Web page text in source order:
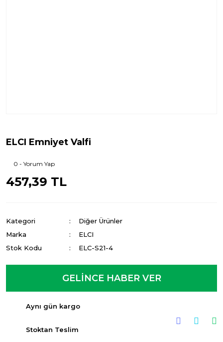
ELCI Emniyet Valfi
0 - Yorum Yap
457,39 TL
Kategori
Diğer Ürünler
Marka
ELCI
Stok Kodu
ELC-S21-4
GELİNCE HABER VER
Aynı gün kargo
Stoktan Teslim